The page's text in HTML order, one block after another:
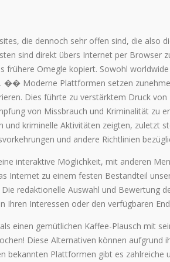
die dennoch sehr offen sind, die also
sind direkt übers Internet per Browser
frühere Omegle kopiert. Sowohl
�� Moderne Plattformen setzen
Dies führte zu verstärktem Druck
von Missbrauch und Kriminalität zu
und kriminelle Aktivitäten zeigten, zuletzt
und andere Richtlinien
interaktive Möglichkeit, mit anderen
Internet zu einem festen Bestandteil
redaktionelle Auswahl und Bewertung
Ihren Interessen oder den verfügbaren
einen gemütlichen Kaffee-Plausch mit
Diese Alternativen können
bekannten Plattformen gibt es